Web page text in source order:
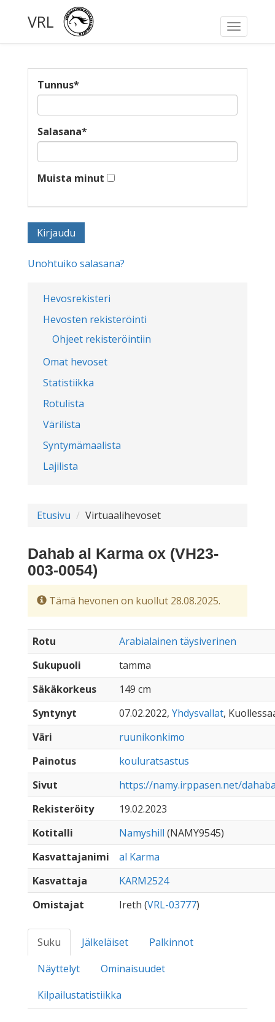
Toggle
VRL
Hevosrekisteri
Hevosten rekisteröinti
Ohjeet rekisteröintiin
Omat hevoset
Statistiikka
Rotulista
Värilista
Syntymämaalista
Lajilista
Tunnus*
Salasana*
Muista minut
Unohtuiko salasana?
Etusivu Virtuaalihevoset
Dahab al Karma ox (VH23-
003-0054)
Tämä hevonen on kuollut 28.08.2025.
Rotu
Arabialainen täysiverinen
Sukupuoli
tamma
Säkäkorkeus
149 cm
Syntynyt
07.02.2022, Yhdysvallat,
Väri
ruunikonkimo
Painotus
kouluratsastus
Sivut
https://namy.irppasen.net/
Rekisteröity
19.02.2023
Kotitalli
Namyshill (NAMY9545)
Kasvattajanimi
al Karma
Kasvattaja
KARM2524
Omistajat
Ireth (VRL-03777)
Suku Jälkeläiset
Palkinnot
Näyttelyt
Ominaisuudet
Kilpailustatistiikka